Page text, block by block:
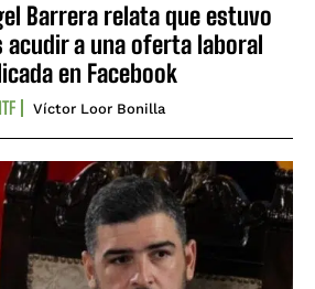
Barrera relata que estuvo
a una oferta laboral
en Facebook
Víctor Loor Bonilla